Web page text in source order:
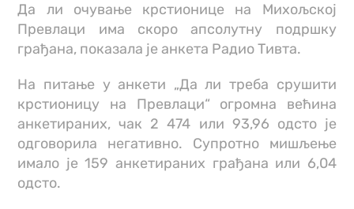
Да ли очување крстионице на Михољској
Превлаци има скоро апсолутну подршку
грађана, показала је анкета Радио Тивта.
На питање у анкети „Да ли треба срушити
крстионицу на Превлаци“ огромна већина
анкетираних, чак 2 474 или 93,96 одсто је
одговорила негативно. Супротно мишљење
имало је 159 анкетираних грађана или 6,04
одсто.